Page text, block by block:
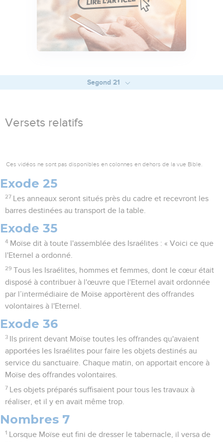
Segond 21
Versets relatifs
Ces vidéos ne sont pas disponibles en colonnes en dehors de la vue Bible.
Exode 25
27
Les anneaux seront situés près du cadre et recevront les
barres destinées au transport de la table.
Exode 35
4 Moïse dit à toute l'assemblée des Israélites : « Voici ce que
l'Eternel a ordonné.
29 Tous les Israélites, hommes et femmes, dont le cœur était
disposé à contribuer à l'œuvre que l'Eternel avait ordonnée
par l’intermédiaire de Moïse apportèrent des offrandes
volontaires à l'Eternel.
Exode 36
3
Ils prirent devant Moïse toutes les offrandes qu'avaient
apportées les Israélites pour faire les objets destinés au
service du sanctuaire. Chaque matin, on apportait encore à
Moïse des offrandes volontaires.
7
Les objets préparés suffisaient pour tous les travaux à
réaliser, et il y en avait même trop.
Nombres 7
1
Lorsque Moïse eut fini de dresser le tabernacle, il versa de